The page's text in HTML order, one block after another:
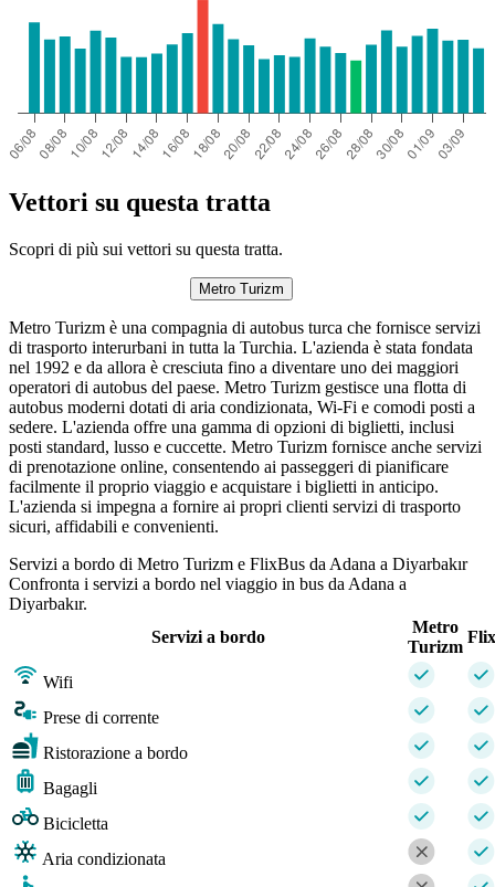
Vettori su questa tratta
Scopri di più sui vettori su questa tratta.
Metro Turizm
Metro Turizm è una compagnia di autobus turca che fornisce servizi
di trasporto interurbani in tutta la Turchia. L'azienda è stata fondata
nel 1992 e da allora è cresciuta fino a diventare uno dei maggiori
operatori di autobus del paese. Metro Turizm gestisce una flotta di
autobus moderni dotati di aria condizionata, Wi-Fi e comodi posti a
sedere. L'azienda offre una gamma di opzioni di biglietti, inclusi
posti standard, lusso e cuccette. Metro Turizm fornisce anche servizi
di prenotazione online, consentendo ai passeggeri di pianificare
facilmente il proprio viaggio e acquistare i biglietti in anticipo.
L'azienda si impegna a fornire ai propri clienti servizi di trasporto
sicuri, affidabili e convenienti.
Servizi a bordo di Metro Turizm e FlixBus da Adana a Diyarbakır
Confronta i servizi a bordo nel viaggio in bus da Adana a
Diyarbakır.
Servizi a bordo
Metro
Turizm
Wifi
Prese di corrente
Ristorazione a bordo
Bagagli
Bicicletta
Aria condizionata